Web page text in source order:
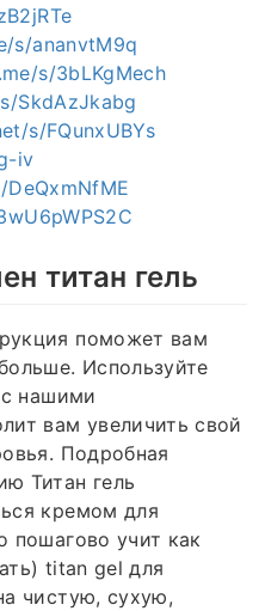
s/ananvtM9q
s/3bLKgMech
SkdAzJkabg
s/FQunxUBYs
iv
титан гель
поможет вам
Используйте
нашими
вам увеличить свой
Подробная
Титан гель
кремом для
пошагово учит как
titan gel для
чистую, сухую,